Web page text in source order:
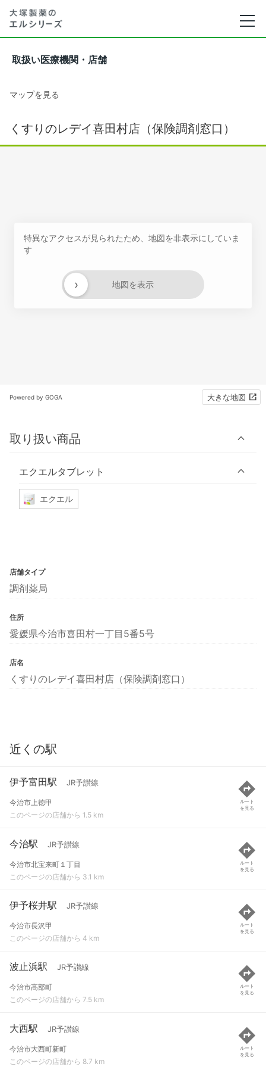
取扱い医療機関・店舗
マップを見る
くすりのレデイ喜田村店（保険調剤窓口）
特異なアクセスが見られたため、地図を非表示にしていま
す
地図を表示
›
Powered by GOGA 大きな地図
取り扱い商品
エクエルタブレット
エクエル
店舗タイプ
調剤薬局
住所
愛媛県今治市喜田村一丁目5番5号
店名
くすりのレデイ喜田村店（保険調剤窓口）
近くの駅
伊予富田駅 JR予讃線
今治市上徳甲
このページの店舗から 1.5 km
ルート
を見る
今治駅 JR予讃線
今治市北宝来町１丁目
このページの店舗から 3.1 km
ルート
を見る
伊予桜井駅 JR予讃線
今治市長沢甲
このページの店舗から 4 km
ルート
を見る
波止浜駅 JR予讃線
今治市高部町
このページの店舗から 7.5 km
ルート
を見る
大西駅 JR予讃線
今治市大西町新町
このページの店舗から 8.7 km
ルート
を見る